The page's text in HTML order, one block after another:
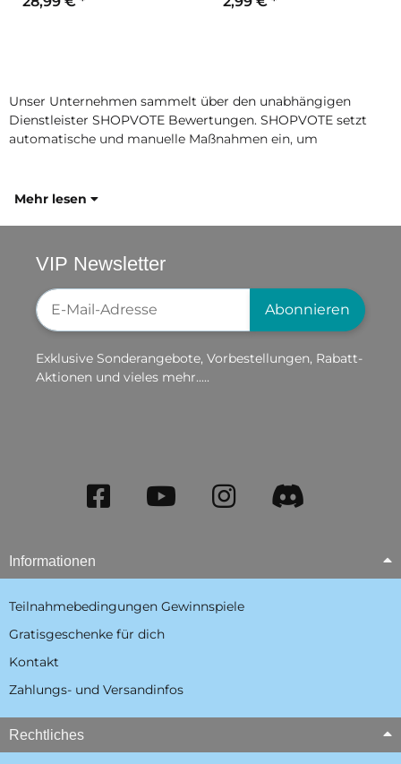
Unser Unternehmen sammelt über den unabhängigen
Dienstleister SHOPVOTE Bewertungen. SHOPVOTE setzt
automatische und manuelle Maßnahmen ein, um
Mehr lesen
VIP Newsletter
Newsletter-Registrierung
Abonnieren
Exklusive Sonderangebote, Vorbestellungen, Rabatt-
Aktionen und vieles mehr.....
Informationen
Teilnahmebedingungen Gewinnspiele
Gratisgeschenke für dich
Kontakt
Zahlungs- und Versandinfos
Rechtliches